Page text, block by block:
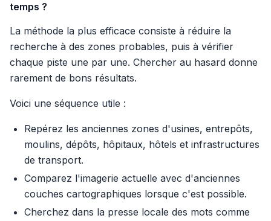
temps ?
La méthode la plus efficace consiste à réduire la
recherche à des zones probables, puis à vérifier
chaque piste une par une. Chercher au hasard donne
rarement de bons résultats.
Voici une séquence utile :
Repérez les anciennes zones d'usines, entrepôts,
moulins, dépôts, hôpitaux, hôtels et infrastructures
de transport.
Comparez l'imagerie actuelle avec d'anciennes
couches cartographiques lorsque c'est possible.
Cherchez dans la presse locale des mots comme